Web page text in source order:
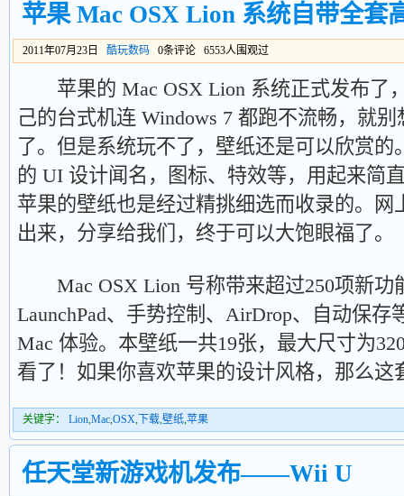
苹果 Mac OSX Lion 系统自带全套
2011年07月23日 酷玩数码 0条评论 6553人围观过
苹果的 Mac OSX Lion 系统正式发布了
己的台式机连 Windows 7 都跑不流畅，就
了。但是系统玩不了，壁纸还是可以欣赏的
的 UI 设计闻名，图标、特效等，用起来简
苹果的壁纸也是经过精挑细选而收录的。网
出来，分享给我们，终于可以大饱眼福了。
Mac OSX Lion 号称带来超过250项新功
LaunchPad、手势控制、AirDrop、自动保
Mac 体验。本壁纸一共19张，最大尺寸为
看了！如果你喜欢苹果的设计风格，那么这
关键字： Lion,Mac,OSX, 下载,壁纸,苹果
任天堂新游戏机发布——Wii U